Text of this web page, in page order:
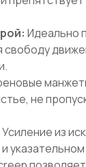
Идеально
свободу
не
Усиление из
указательном